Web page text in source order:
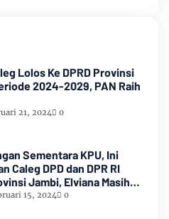
Lolos Ke DPRD Provinsi
2024-2029, PAN Raih
21, 2024 0
Sementara KPU, Ini
Caleg DPD dan DPR RI
Jambi, Elviana Masih
Teratas
15, 2024 0